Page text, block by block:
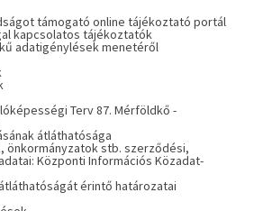
támogató online tájékoztató portál
kapcsolatos tájékoztatók
adatigénylések menetéről
Terv 87. Mérföldkő -
átláthatósága
önkormányzatok stb. szerződési,
Központi Információs Közadat-
érintő határozatai